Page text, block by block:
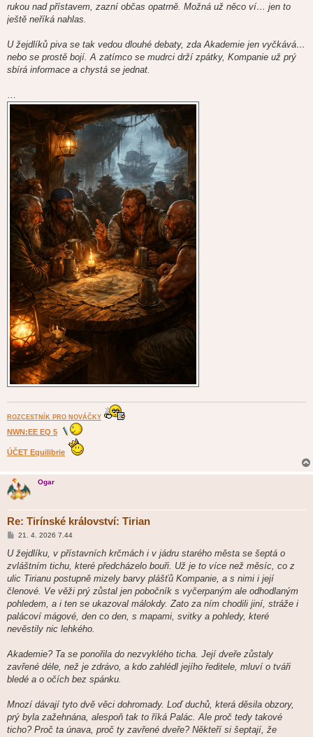
rukou nad přístavem, zazní občas opatrně. Možná už něco ví… jen to
ještě neříká nahlas.
U žejdlíků piva se tak vedou dlouhé debaty, zda Akademie jen vyčkává…
nebo se prostě bojí. A zatímco se mudrci drží zpátky, Kompanie už prý
sbírá informace a chystá se jednat.
ROZCESTNÍK PRO NOVÁČKY
NWN:EE EQ 5
ÚČET Equilibrie
Ogar
Re: Tirínské království: Tirian
P
í
p
ě
e
k
21. 4. 2026 7.44
U žejdlíku, v přístavních krčmách i v jádru starého města se šeptá o
zvláštním tichu, které předcházelo bouři. Už je to více než měsíc, co z
ulic Tirianu postupně mizely barvy plášťů Kompanie, a s nimi i její
členové. Ve věži prý zůstal jen pobočník s vyčerpaným ale odhodlaným
pohledem, a i ten se ukazoval málokdy. Zato za ním chodili jiní, stráže i
palácoví mágové, den co den, s mapami, svitky a pohledy, které
nevěstily nic lehkého.
Akademie? Ta se ponořila do nezvyklého ticha. Její dveře zůstaly
zavřené déle, než je zdrávo, a kdo zahlédl jejího ředitele, mluví o tváři
bledé a o očích bez spánku.
Mnozí dávají tyto dvě věci dohromady. Loď duchů, která děsila obzory,
prý byla zažehnána, alespoň tak to říká Palác. Ale proč tedy takové
ticho? Proč ta únava, proč ty zavřené dveře? Někteří si šeptají, že